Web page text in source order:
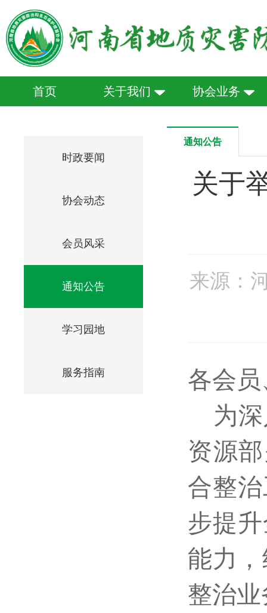
首页 关于我们 协会业务
时政要闻
协会动态
会员风采
通知公告
学习园地
服务指南
通知公告
关于
来源：
各会
为
资源
合整
步提
能力
整治